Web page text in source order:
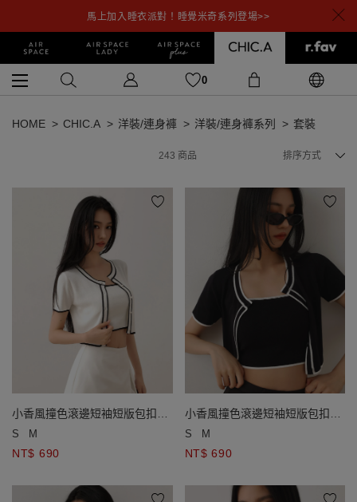
馬上加入睡衣派對！睡覺米奇系列登場>>
0
HOME CHIC.A 洋裝/連身褲 洋裝/連身褲系列 套裝
243 商品 排序方式
小香風撞色滾邊短袖短版包扣開
襟針織衫
S M
NT$ 690
小香風撞色滾邊短袖短版包扣開
襟針織衫
S M
NT$ 690